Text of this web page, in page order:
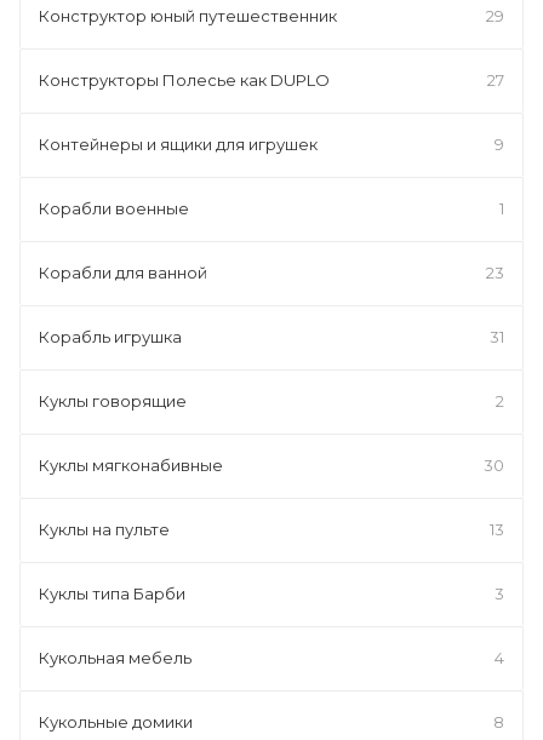
Конструктор юный путешественник 29
Конструкторы Полесье как DUPLO 27
Контейнеры и ящики для игрушек 9
Корабли военные 1
Корабли для ванной 23
Корабль игрушка 31
Куклы говорящие 2
Куклы мягконабивные 30
Куклы на пульте 13
Куклы типа Барби 3
Кукольная мебель 4
Кукольные домики 8